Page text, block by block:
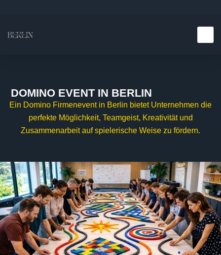
DOMINO EVENT IN BERLIN
Ein Domino Firmenevent in Berlin bietet Unternehmen die
perfekte Möglichkeit, Teamgeist, Kreativität und
Zusammenarbeit auf spielerische Weise zu fördern.